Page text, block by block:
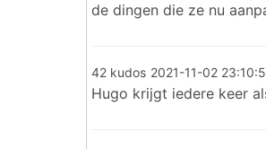
de dingen die ze nu
42 kudos 2021-11-02
Hugo krijgt iedere keer